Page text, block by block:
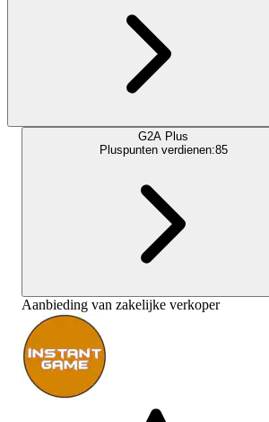
G2A Plus
Pluspunten verdienen:85
Aanbieding van zakelijke verkoper